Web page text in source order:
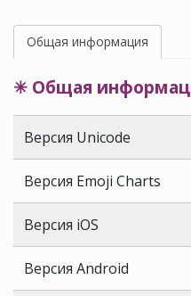
Общая информация
✳ Общая
Версия Unicode
Версия Emoji Charts
Версия iOS
Версия Android